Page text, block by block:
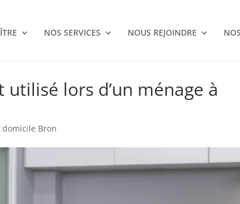
NOS SERVICES NOUS REJOINDRE
lors d’un ménage à
domicile Bron